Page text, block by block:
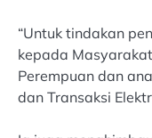
“Untuk tindakan
kepada
Perempuan dan
dan Transaksi